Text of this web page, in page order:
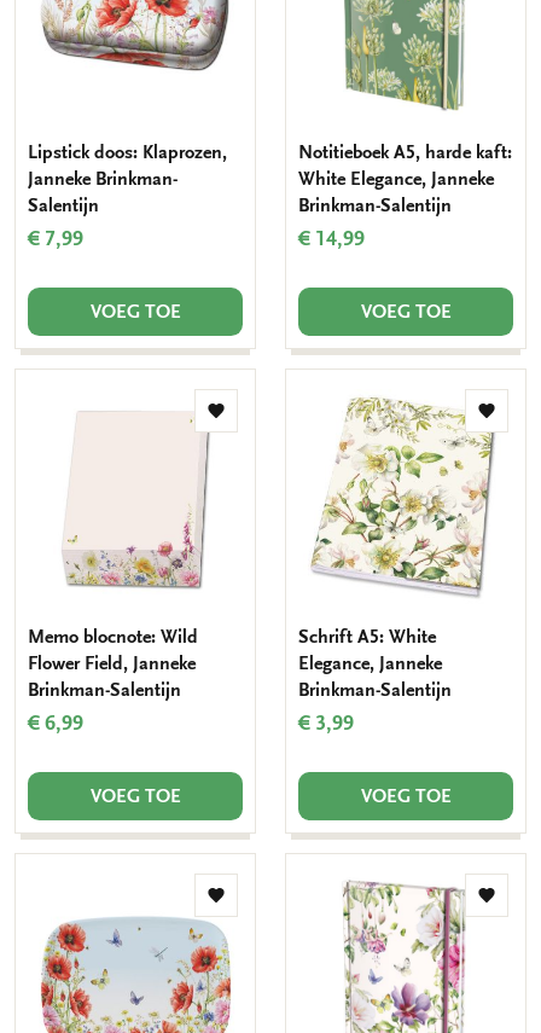
Lipstick doos: Klaprozen,
Janneke Brinkman-
Salentijn
€ 7,99
VOEG TOE
Notitieboek A5, harde kaft:
White Elegance, Janneke
Brinkman-Salentijn
€ 14,99
VOEG TOE
Toevoegen
Memo blocnote: Wild
Flower Field, Janneke
Brinkman-Salentijn
€ 6,99
VOEG TOE
aan
Schrift A5: White
Elegance, Janneke
Brinkman-Salentijn
€ 3,99
VOEG TOE
Toevoegen
aan
verlanglijst